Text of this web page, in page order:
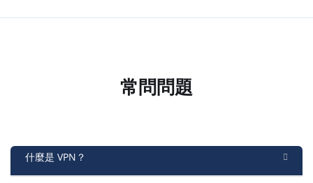
常問問題
什麼是 VPN？